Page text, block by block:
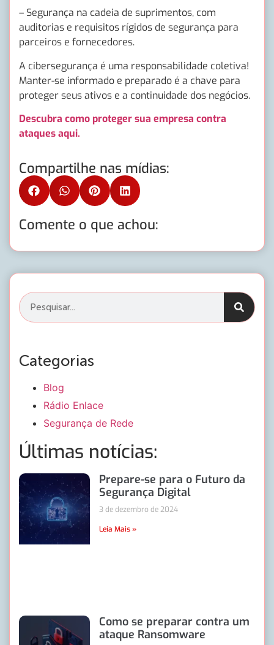
– Segurança na cadeia de suprimentos, com
auditorias e requisitos rígidos de segurança para
parceiros e fornecedores.
A cibersegurança é uma responsabilidade coletiva!
Manter-se informado e preparado é a chave para
proteger seus ativos e a continuidade dos negócios.
Descubra como proteger sua empresa contra
ataques aqui.
Compartilhe nas mídias:
Comente o que achou:
Categorias
Blog
Rádio Enlace
Segurança de Rede
Últimas notícias:
Prepare-se para o Futuro da
Segurança Digital
3 de dezembro de 2024
Leia Mais »
Como se preparar contra um
ataque Ransomware